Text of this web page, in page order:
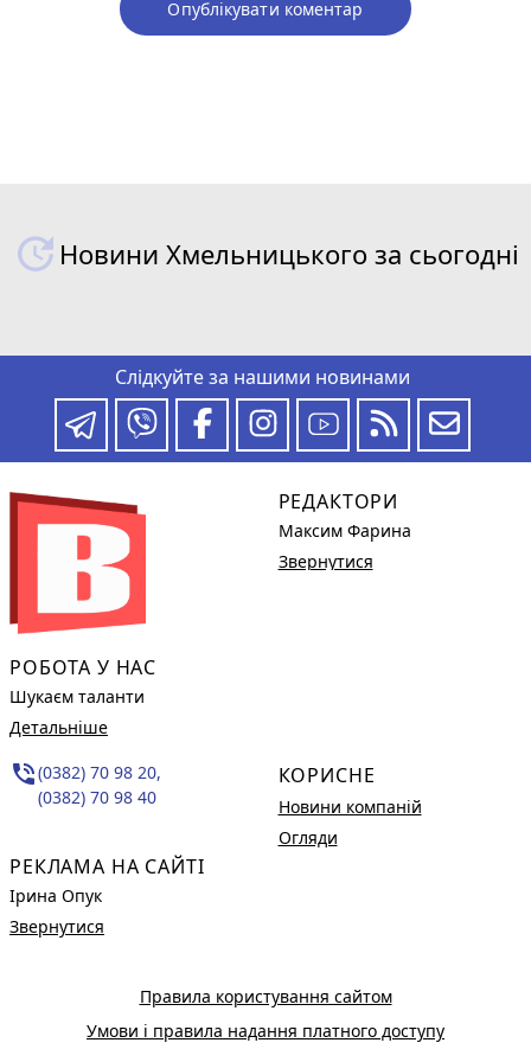
Опублікувати коментар
Новини Хмельницького за сьогодні
Слідкуйте за нашими новинами
РОБОТА У НАС
Шукаєм таланти
Детальніше
phone_in_talk(0382) 70 98 20,
(0382) 70 98 40
РЕКЛАМА НА САЙТІ
Ірина Опук
Звернутися
РЕДАКТОРИ
Максим Фарина
Звернутися
КОРИСНЕ
Новини компаній
Огляди
Правила користування сайтом
Умови і правила надання платного доступу